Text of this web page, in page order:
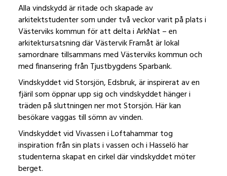
Alla vindskydd är ritade och skapade av
arkitektstudenter som under två veckor varit på plats i
Västerviks kommun för att delta i ArkNat – en
arkitektursatsning där Västervik Framåt är lokal
samordnare tillsammans med Västerviks kommun och
med finansering från Tjustbygdens Sparbank.
Vindskyddet vid Storsjön, Edsbruk, är inspirerat av en
fjäril som öppnar upp sig och vindskyddet hänger i
träden på sluttningen ner mot Storsjön. Här kan
besökare vaggas till sömn av vinden.
Vindskyddet vid Vivassen i Loftahammar tog
inspiration från sin plats i vassen och i Hasselö har
studenterna skapat en cirkel där vindskyddet möter
berget.